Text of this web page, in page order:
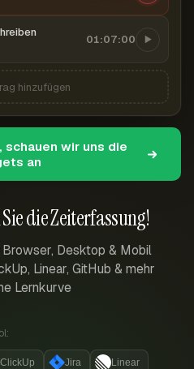
die Zeiterfassung!
Desktop & Mobil
Linear, GitHub & mehr
Lernkurve
ClickUp Jira Linear
01:07:00
hinzufügen
wir uns die
an